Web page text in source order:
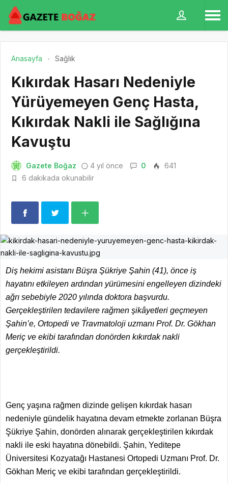
Anasayfa Sağlık
Kıkırdak Hasarı Nedeniyle
Yürüyemeyen Genç Hasta,
Kıkırdak Nakli ile Sağlığına
Kavuştu
Gazete Boğaz 4 yıl önce 0
641
6 dakikada okunabilir
Diş hekimi asistanı Büşra Şükriye Şahin (41), önce iş
hayatını etkileyen ardından yürümesini engelleyen dizindeki
ağrı sebebiyle 2020 yılında doktora başvurdu.
Gerçekleştirilen tedavilere rağmen şikâyetleri geçmeyen
Şahin’e, Ortopedi ve Travmatoloji uzmanı Prof. Dr. Gökhan
Meriç ve ekibi tarafından donörden kıkırdak nakli
gerçekleştirildi.
Genç yaşına rağmen dizinde gelişen kıkırdak hasarı
nedeniyle gündelik hayatına devam etmekte zorlanan Büşra
Şükriye Şahin, donörden alınarak gerçekleştirilen kıkırdak
nakli ile eski hayatına dönebildi. Şahin, Yeditepe
Üniversitesi Kozyatağı Hastanesi Ortopedi Uzmanı Prof. Dr.
Gökhan Meriç ve ekibi tarafından gerçekleştirildi.